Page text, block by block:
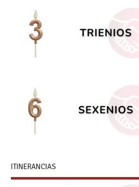
ITINERANCIAS